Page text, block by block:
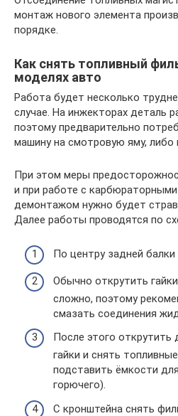
монтаж нового элемента
порядке.
Как снять топливный
моделях авто
Работа будет несколько
случае. На инжекторах деталь
поэтому предварительно
машину на смотровую яму,
При этом меры
и при работе с
демонтажом нужно будет
Далее работы проводятся по
По центру задней
Обычно открутить
сложно, поэтому
смазать соединения
После этого открутить
гайки и снять
подставить ёмкости
горючего).
С кронштейна снять